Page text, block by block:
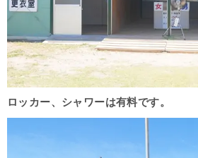
ロッカー、 シャワーは有料です。